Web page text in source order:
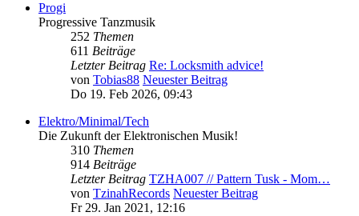
Progi
Progressive Tanzmusik
252 Themen
611 Beiträge
Letzter Beitrag Re: Locksmith advice!
von Tobias88 Neuester Beitrag
Do 19. Feb 2026, 09:43
Elektro/Minimal/Tech
Die Zukunft der Elektronischen Musik!
310 Themen
914 Beiträge
Letzter Beitrag TZHA007 // Pattern Tusk - Mom…
von TzinahRecords Neuester Beitrag
Fr 29. Jan 2021, 12:16